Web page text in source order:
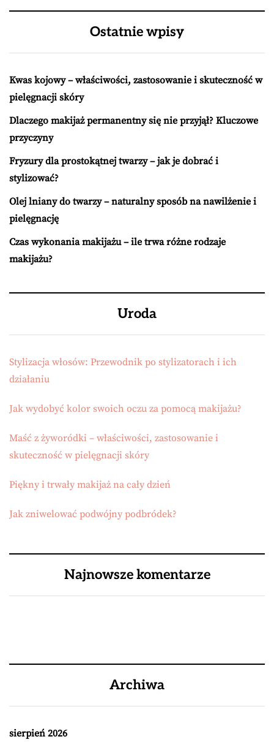
Ostatnie wpisy
Kwas kojowy – właściwości, zastosowanie i skuteczność w
pielęgnacji skóry
Dlaczego makijaż permanentny się nie przyjął? Kluczowe
przyczyny
Fryzury dla prostokątnej twarzy – jak je dobrać i
stylizować?
Olej lniany do twarzy – naturalny sposób na nawilżenie i
pielęgnację
Czas wykonania makijażu – ile trwa różne rodzaje
makijażu?
Uroda
Stylizacja włosów: Przewodnik po stylizatorach i ich
działaniu
Jak wydobyć kolor swoich oczu za pomocą makijażu?
Maść z żyworódki – właściwości, zastosowanie i
skuteczność w pielęgnacji skóry
Piękny i trwały makijaż na cały dzień
Jak zniwelować podwójny podbródek?
Najnowsze komentarze
Archiwa
sierpień 2026